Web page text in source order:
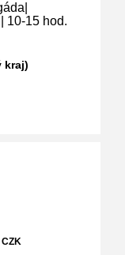
10-15 hod.
kraj)